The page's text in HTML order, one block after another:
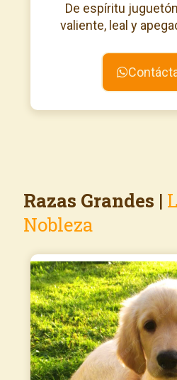
De espíritu
valiente, leal y
Razas Grandes |
Nobleza